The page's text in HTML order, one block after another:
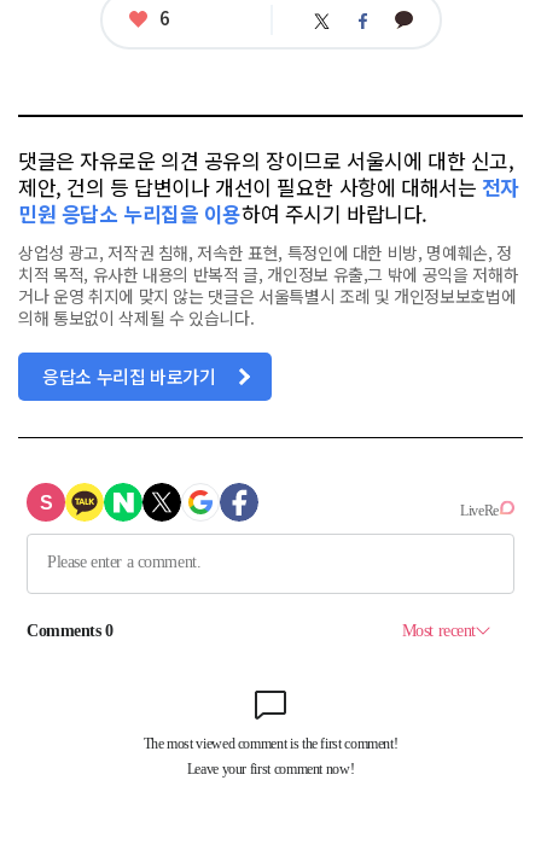
좋
6 트 페 카
댓글은 자유로운 의견 공유의 장이므로 서울시에 대한 신고,
제안, 건의 등 답변이나 개선이 필요한 사항에 대해서는 전자
민원 응답소 누리집을 이용하여 주시기 바랍니다.
상업성 광고, 저작권 침해, 저속한 표현, 특정인에 대한 비방, 명예훼손, 정
치적 목적, 유사한 내용의 반복적 글, 개인정보 유출,그 밖에 공익을 저해하
거나 운영 취지에 맞지 않는 댓글은 서울특별시 조례 및 개인정보보호법에
의해 통보없이 삭제될 수 있습니다.
응답소 누리집 바로가기